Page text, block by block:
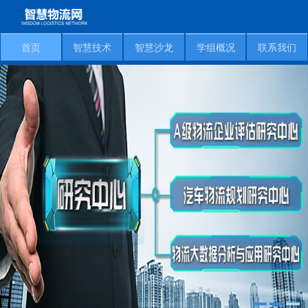
首页 智慧技术 智慧沙龙 学组概况 联系我们